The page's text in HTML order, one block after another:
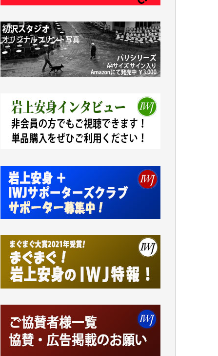
徳山匡 様
金 盛起 様
塩川 晃平 様
松本益美 様
井出 隆太 様
及川昭男 様
藤田英之 様
藤岡比左志 様
井出 隆太 様
小池説夫 様
アオキカナメ 様
諸般の事情によりIWJ会費払えず今は非会員
です。市民側に立つ講演会にIWJのカメラマ
ンをよく拝見しております。コンテンツが失
われるのはあまりにもったいない。少しでも
お役立てください。（H.O.様）
今日、僅かですがカンパしました。（T.M.
様）
今日、僅かですがカンパしました。IWJの危
機を乗り切るには到底及ばない額ですが病気
パです。
かねてよりIWJが発してきた膨大な取材記事
や解説記事、そして各界の方々とのインタビ
ューは大袈裟ではなく、極めて重要な知的財
産だと思っています。